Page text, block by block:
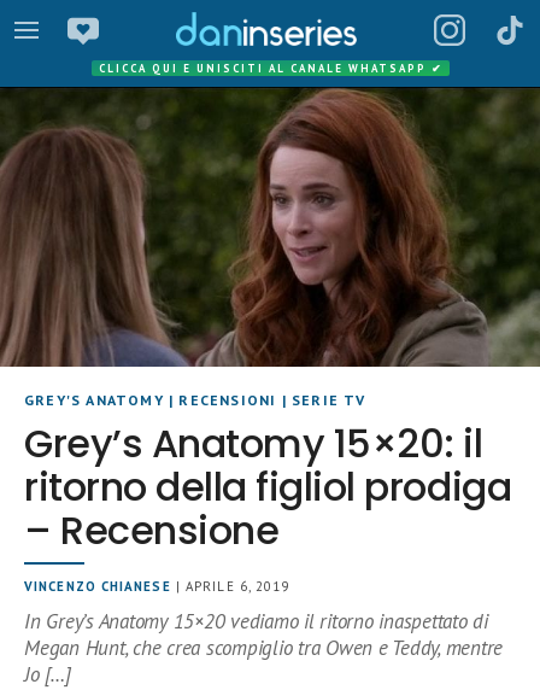
CLICCA QUI E UNISCITI AL CANALE WHATSAPP ✔
GREY'S ANATOMY| RECENSIONI | SERIE TV
Grey’s Anatomy 15×20: il
ritorno della figliol prodiga
– Recensione
VINCENZO CHIANESE | APRILE 6, 2019
In Grey’s Anatomy 15×20 vediamo il ritorno inaspettato di
Megan Hunt, che crea scompiglio tra Owen e Teddy, mentre
Jo […]